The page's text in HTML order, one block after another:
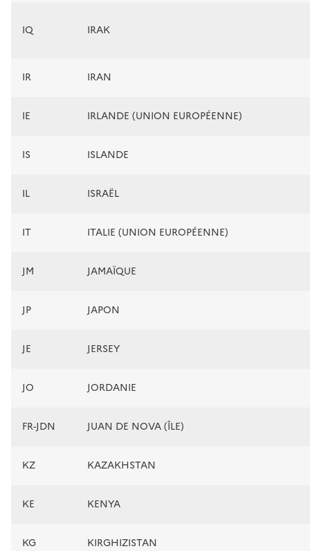
IQ IRAK
IR IRAN
IE IRLANDE (UNION EUROPÉENNE)
IS ISLANDE
IL ISRAËL
IT ITALIE (UNION EUROPÉENNE)
JM JAMAÏQUE
JP JAPON
JE JERSEY
JO JORDANIE
FR-JDN JUAN DE NOVA (ÎLE)
KZ KAZAKHSTAN
KE KENYA
KG KIRGHIZISTAN